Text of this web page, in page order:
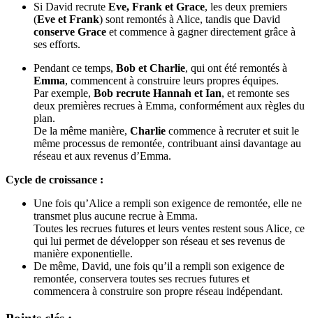
Si David recrute Eve, Frank et Grace, les deux premiers
(Eve et Frank) sont remontés à Alice, tandis que David
conserve Grace et commence à gagner directement grâce à
ses efforts.
Pendant ce temps, Bob et Charlie, qui ont été remontés à
Emma, commencent à construire leurs propres équipes.
Par exemple, Bob recrute Hannah et Ian, et remonte ses
deux premières recrues à Emma, conformément aux règles du
plan.
De la même manière, Charlie commence à recruter et suit le
même processus de remontée, contribuant ainsi davantage au
réseau et aux revenus d’Emma.
Cycle de croissance :
Une fois qu’Alice a rempli son exigence de remontée, elle ne
transmet plus aucune recrue à Emma.
Toutes les recrues futures et leurs ventes restent sous Alice, ce
qui lui permet de développer son réseau et ses revenus de
manière exponentielle.
De même, David, une fois qu’il a rempli son exigence de
remontée, conservera toutes ses recrues futures et
commencera à construire son propre réseau indépendant.